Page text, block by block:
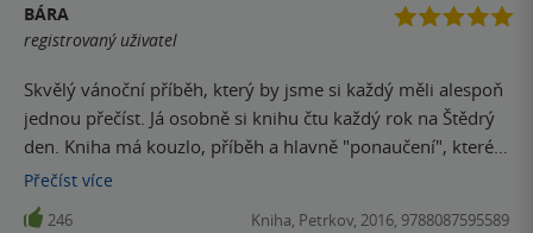
BÁRA
registrovaný uživatel
Skvělý vánoční příběh, který by jsme si každý měli alespoň
jednou přečíst. Já osobně si knihu čtu každý rok na Štědrý
den. Kniha má kouzlo, příběh a hlavně "ponaučení", které
se k tomuto období na 100% hodí. Výborně napsané, čtivé,
vtipné a poučné.
Přečíst více
246 Kniha, Petrkov, 2016, 9788087595589